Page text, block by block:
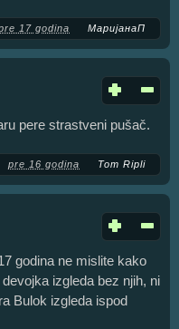
17 godina МаријанаП
pere strastveni pušač.
pre 16 godina Tom Ripli
godina ne mislite kako
izgleda bez njih, ni
Bulok izgleda ispod